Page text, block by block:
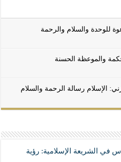
للوحدة والسلام والرحمة
والموعظة الحسنة
الإسلام رسالة الرحمة والسلام
الشريعة الإسلامية: رؤية